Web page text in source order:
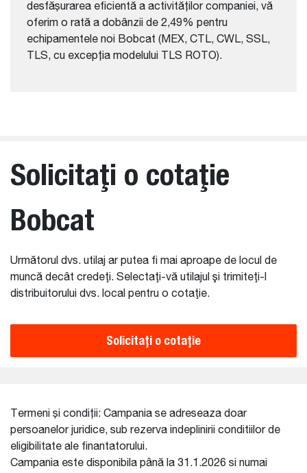
desfășurarea eficientă a activităților companiei, vă
oferim o rată a dobânzii de 2,49% pentru
echipamentele noi Bobcat (MEX, CTL, CWL, SSL,
TLS, cu excepția modelului TLS ROTO).
Solicitaţi o cotaţie
Bobcat
Următorul dvs. utilaj ar putea fi mai aproape de locul de
muncă decât credeţi. Selectaţi-vă utilajul şi trimiteţi-l
distribuitorului dvs. local pentru o cotaţie.
Solicitaţi o cotaţie
Termeni și condiții: Campania se adreseaza doar
persoanelor juridice, sub rezerva indeplinirii conditiilor de
eligibilitate ale finantatorului.
Campania este disponibila până la 31.1.2026 si numai